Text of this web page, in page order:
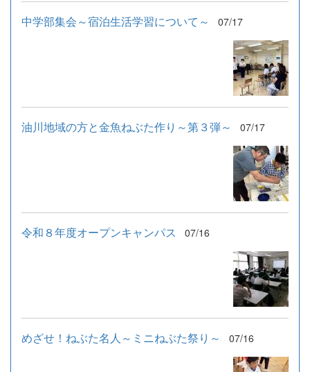
中学部集会～宿泊生活学習について～ 07/17
油川地域の方と金魚ねぶた作り～第３弾～ 07/17
令和８年度オープンキャンパス 07/16
めざせ！ねぶた名人～ミニねぶた祭り～ 07/16